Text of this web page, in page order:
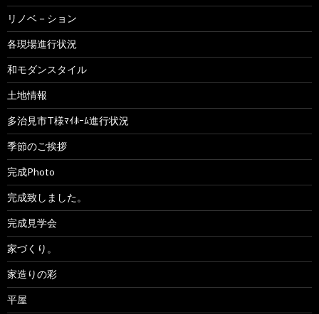
リノベ－ション
各現場進行状況
和モダンスタイル
土地情報
多治見市T様ﾏｲﾎｰﾑ進行状況
季節のご挨拶
完成Photo
完成致しました。
完成見学会
家づくり。
家造りの彩
平屋